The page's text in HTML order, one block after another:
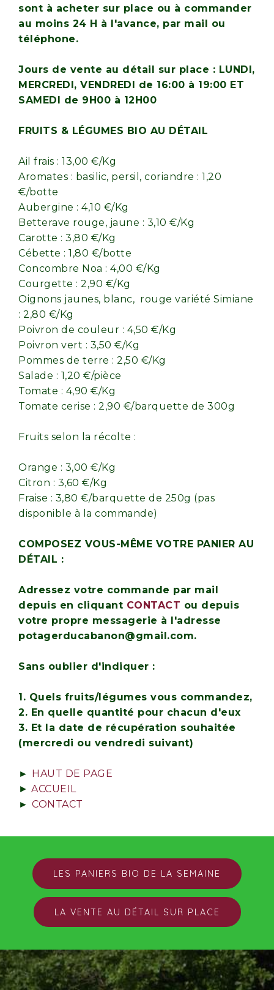
sont à acheter sur place ou à commander
au moins 24 H à l'avance, par mail ou
téléphone.
Jours de vente au détail sur place : LUNDI,
MERCREDI, VENDREDI de 16:00 à 19:00 ET
SAMEDI de 9H00 à 12H00
FRUITS & LÉGUMES BIO AU DÉTAIL
Ail frais : 13,00 €/Kg
Aromates : basilic, persil, coriandre : 1,20
€/botte
Aubergine : 4,10 €/Kg
Betterave rouge, jaune : 3,10 €/Kg
Carotte : 3,80 €/Kg
Cébette : 1,80 €/botte
Concombre Noa : 4,00 €/Kg
Courgette : 2,90 €/Kg
Oignons jaunes, blanc, rouge variété Simiane
: 2,80 €/Kg
Poivron de couleur : 4,50 €/Kg
Poivron vert : 3,50 €/Kg
Pommes de terre : 2,50 €/Kg
Salade : 1,20 €/pièce
Tomate : 4,90 €/Kg
Tomate cerise : 2,90 €/barquette de 300g
Fruits selon la récolte :
Orange : 3,00 €/Kg
Citron : 3,60 €/Kg
Fraise : 3,80 €/barquette de 250g (pas
disponible à la commande)
COMPOSEZ VOUS-MÊME VOTRE PANIER AU
DÉTAIL :
Adressez votre commande par mail
depuis en cliquant CONTACT ou depuis
votre propre messagerie à l'adresse
potagerducabanon@gmail.com.
Sans oublier d'indiquer :
1. Quels fruits/légumes vous commandez,
2. En quelle quantité pour chacun d'eux
3. Et la date de récupération souhaitée
(mercredi ou vendredi suivant)
► HAUT DE PAGE
► ACCUEIL
► CONTACT
LES PANIERS BIO DE LA SEMAINE
LA VENTE AU DÉTAIL SUR PLACE